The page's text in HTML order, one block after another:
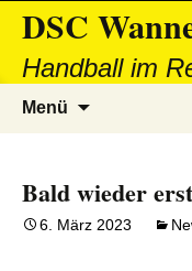
DSC
Handball im
Menü
Bald wieder
6. März 2023